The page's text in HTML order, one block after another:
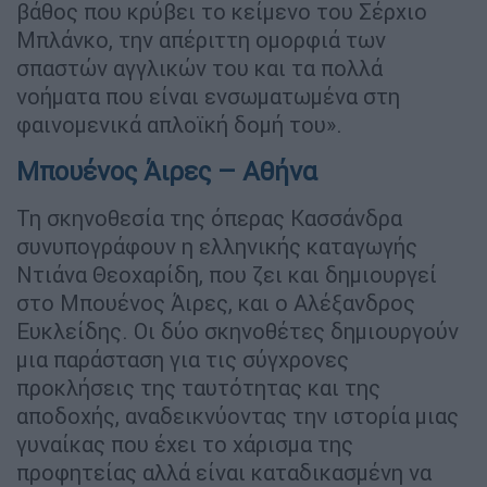
βάθος που κρύβει το κείμενο του Σέρχιο
Μπλάνκο, την απέριττη ομορφιά των
σπαστών αγγλικών του και τα πολλά
νοήματα που είναι ενσωματωμένα στη
φαινομενικά απλοϊκή δομή του».
Μπουένος Άιρες – Αθήνα
Τη σκηνοθεσία της όπερας Κασσάνδρα
συνυπογράφουν η ελληνικής καταγωγής
Ντιάνα Θεοχαρίδη, που ζει και δημιουργεί
στο Μπουένος Άιρες, και ο Αλέξανδρος
Ευκλείδης. Οι δύο σκηνοθέτες δημιουργούν
μια παράσταση για τις σύγχρονες
προκλήσεις της ταυτότητας και της
αποδοχής, αναδεικνύοντας την ιστορία μιας
γυναίκας που έχει το χάρισμα της
προφητείας αλλά είναι καταδικασμένη να